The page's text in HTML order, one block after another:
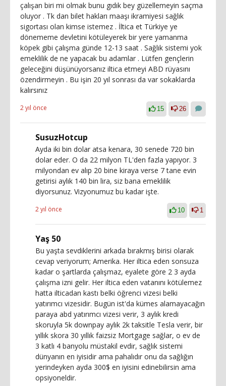
çalışan biri mi olmak bunu gıdık bey güzellemeyin saçma
oluyor . Tk dan bilet hakları maaşı ikramiyesi sağlık
sigortası olan kimse istemez . İltica et Türkiye ye
dönememe devletini kötüleyerek bir yere yamanma
köpek gibi çalışma günde 12-13 saat . Sağlık sistemi yok
emeklilik de ne yapacak bu adamlar . Lütfen gençlerin
geleceğini düşünüyorsanız iltica etmeyi ABD rüyasını
özendirmeyin . Bu işin 20 yıl sonrası da var sokaklarda
kalırsınız
2 yıl önce 15 26
SusuzHotcup
Ayda iki bin dolar atsa kenara, 30 senede 720 bin
dolar eder. O da 22 milyon TL'den fazla yapıyor. 3
milyondan ev alıp 20 bine kiraya verse 7 tane evin
getirisi aylık 140 bin lira, siz bana emeklilik
diyorsunuz. Vizyonumuz bu kadar işte.
2 yıl önce 10 1
Yaş 50
Bu yaşta sevdiklerini arkada bırakmış birisi olarak
cevap veriyorum; Amerika. Her iltica eden sonsuza
kadar o şartlarda çalışmaz, eyalete göre 2 3 ayda
çalışma izni gelir. Her iltica eden vatanını kötülemez
hatta ilticadan kastı belki öğrenci vizesi belki
yatırımcı vizesidir. Bugün ist'da kümes alamayacağın
paraya abd yatırımcı vizesi verir, 3 aylık kredi
skoruyla 5k downpay aylık 2k taksitle Tesla verir, bir
yıllık skora 30 yıllık faizsiz Mortgage sağlar, o ev de
3 katlı 4 banyolu müstakil evdir, sağlık sistemi
dünyanın en iyisidir ama pahalıdır onu da sağlığın
yerindeyken ayda 300$ en iyisini edinebilirsin ama
opsiyoneldir.